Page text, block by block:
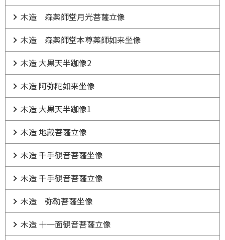
木造 森薬師堂月光菩薩立像
木造 森薬師堂本尊薬師如来坐像
木造 大黒天半跏像2
木造 阿弥陀如来坐像
木造 大黒天半跏像1
木造 地蔵菩薩立像
木造 千手観音菩薩坐像
木造 千手観音菩薩立像
木造 弥勒菩薩坐像
木造 十一面観音菩薩立像